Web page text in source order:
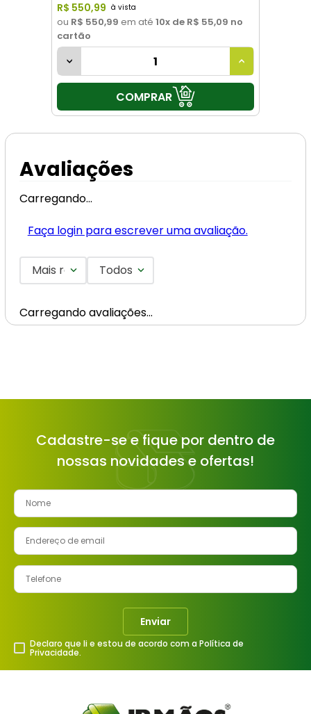
R$ 550,99
ou R$ 550,99 em até 10x de R$ 55,09 no
cartão
COMPRAR
Avaliações
Carregando…
Faça login para escrever uma avaliação.
Mais recentesTodos
Carregando avaliações…
Cadastre-se e fique por dentro de
nossas novidades e ofertas!
Enviar
Declaro que li e estou de acordo com a Política de
Privacidade.